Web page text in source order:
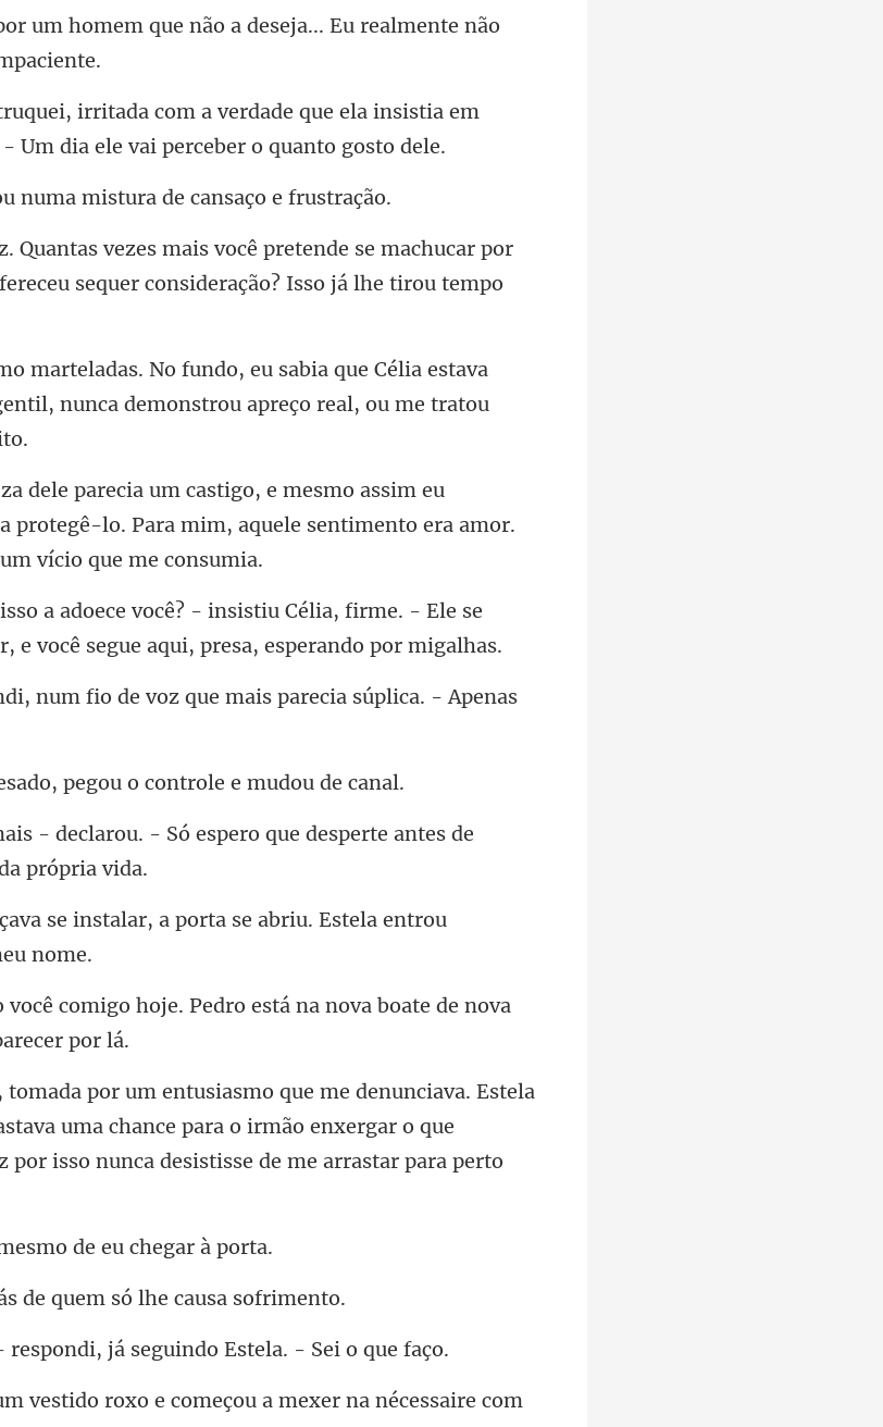
m que não a deseja... Eu realmente
verdade que ela insistia em
numa mistura de
tende se machucar por
e Célia estava
nunca demon
m eu
protegê-lo. Para mim, aquele senti
tiu Célia, firme. - Ele se
num fio de voz que mais pa
pegou o cont
u. - Só espero que desperte antes de
talar, a porta se abriu. Estela e
je. Pedro está na nova boate de nova
uma chance para o irmão enxergar o que
de e
de quem só l
respondi, já seguindo E
tido roxo e começou a mexer n